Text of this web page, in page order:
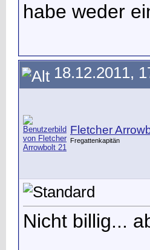
habe weder
18.12.2011,
Fletcher
Fregattenkapitän
Nicht billig...